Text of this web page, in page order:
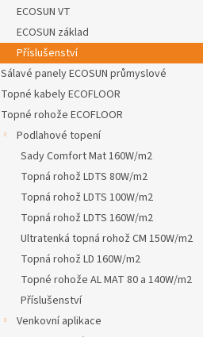
ECOSUN VT
ECOSUN základ
Příslušenství
Sálavé panely ECOSUN průmyslové
Topné kabely ECOFLOOR
Topné rohože ECOFLOOR
Podlahové topení
Sady Comfort Mat 160W/m2
Topná rohož LDTS 80W/m2
Topná rohož LDTS 100W/m2
Topná rohož LDTS 160W/m2
Ultratenká topná rohož CM 150W/m2
Topná rohož LD 160W/m2
Topné rohože AL MAT 80 a 140W/m2
Příslušenství
Venkovní aplikace